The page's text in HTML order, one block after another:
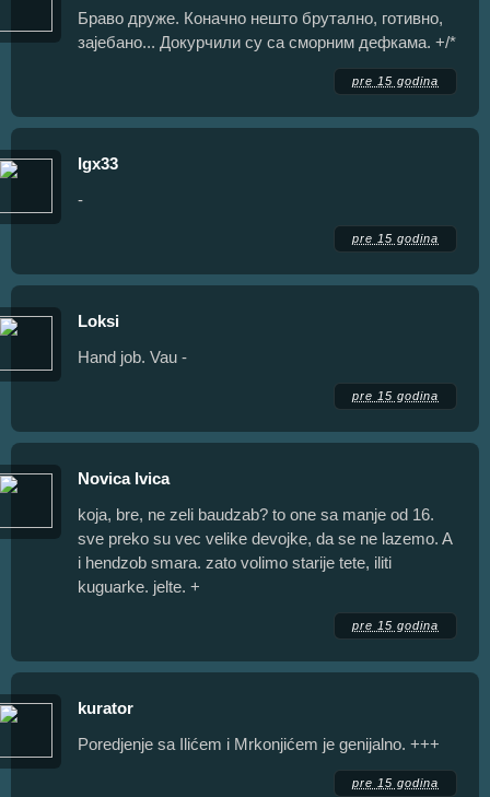
Браво друже. Коначно нешто брутално, готивно,
зајебано... Докурчили су са сморним дефкама. +/*
pre 15 godina
Igx33
-
pre 15 godina
Loksi
Hand job. Vau -
pre 15 godina
Novica Ivica
koja, bre, ne zeli baudzab? to one sa manje od 16.
sve preko su vec velike devojke, da se ne lazemo. A
i hendzob smara. zato volimo starije tete, iliti
kuguarke. jelte. +
pre 15 godina
kurator
Poredjenje sa Ilićem i Mrkonjićem je genijalno. +++
pre 15 godina